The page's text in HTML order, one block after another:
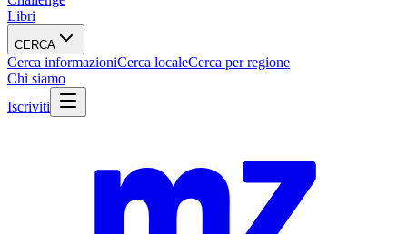
Libri
CERCA
Cerca informazioniCerca localeCerca per regione
Chi siamo
Iscriviti